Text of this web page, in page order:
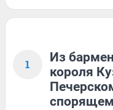
1
Из
короля
спорящем